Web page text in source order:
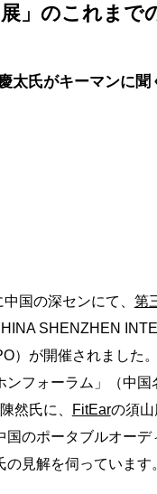
」のこれまで
太氏がキーマンに聞
国の深センにて、 第
SHENZHEN
）が開催されました
フォーラム」（中国
然氏に、 FitEarの須山
国のポータブルオーデ
見解を伺っています